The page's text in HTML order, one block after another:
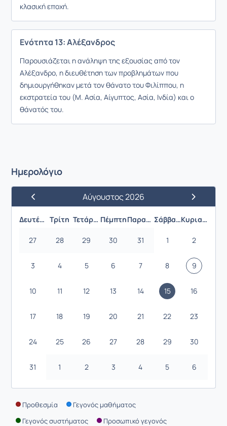
κλασική εποχή.
Ενότητα 13: Αλέξανδρος
Παρουσιάζεται η ανάληψη της εξουσίας από τον
Αλέξανδρο, η διευθέτηση των προβλημάτων που
δημιουργήθηκαν μετά τον θάνατο του Φιλίππου, η
εκστρατεία του (Μ. Ασία, Αίγυπτος, Ασία, Ινδία) και ο
θάνατός του.
Ημερολόγιο
Προηγούμενος ΜήναςΑύγουστος 2026
Επόμενος
Δευτέρα Τρίτη Τετάρτη Πέμπτη Παρασκευή Σάββατο Κυριακή
27 28 29 30 31 1 2
3 4 5 6 7 8 9
10 11 12 13 14 15 16
17 18 19 20 21 22 23
24 25 26 27 28 29 30
31 1 2 3 4 5 6
Προθεσμία
Γεγονός μαθήματος
Γεγονός συστήματος
Προσωπικό γεγονός